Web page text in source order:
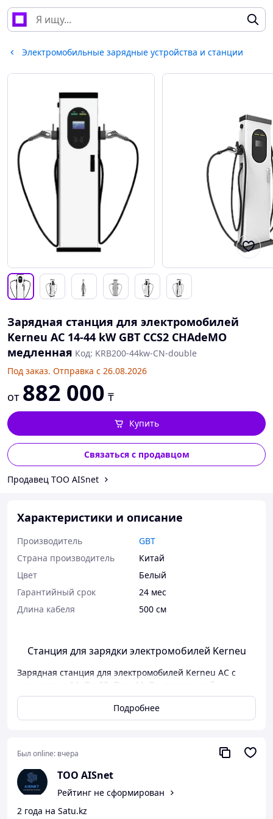
Электромобильные зарядные устройства и станции
Зарядная станция для электромобилей
Kerneu АC 14-44 kW GBT CCS2 CHAdeMO
медленная Код: KRB200-44kw-CN-double
Под заказ. Отправка с 26.08.2026
от 882 000 ₸
Купить
Связаться с продавцом
Продавец ТОО AISnet
Характеристики и описание
Производитель
GBT
Страна производитель
Китай
Цвет
Белый
Гарантийный срок
24 мес
Длина кабеля
500 см
Станция для зарядки электромобилей Kerneu
Зарядная станция для электромобилей Kerneu AC с
мощностью 14 кВт, 22 кВт и 44 кВт, поддержкой
стандартов GBT, CCS2 и CHAdeMO, представляет собой
универсальное и надежное решение для медленной
зарядки современных электромобилей. Данная модель
конструкции и удобство эксплуатации, что делает её
оптимальным выбором для парковок жилых
комплексов, коммерческих объектов, гостиниц и
офисных центров.
Станция обеспечивает суммарную мощность до 44 кВт,
разделённую на два канала по 22 кВт каждый. Такая
Подробнее
Был online: вчера
ТОО AISnet
Рейтинг не сформирован
2 года на Satu.kz